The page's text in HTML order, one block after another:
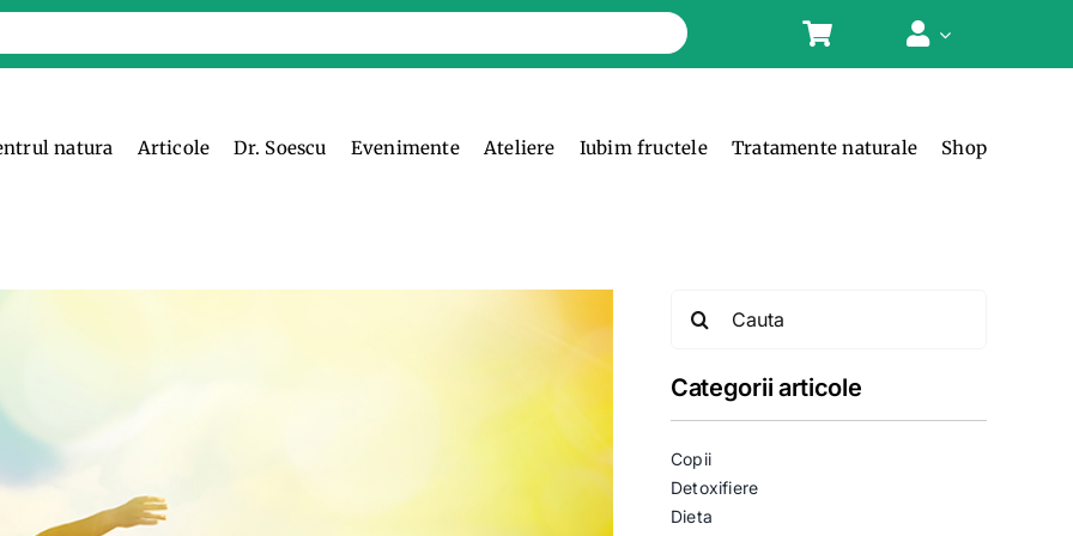
natura Articole Dr. Soescu Evenimente Ateliere Iubim fructele Tratamente naturale Shop
Categorii articole
Copii
Detoxifiere
Dieta